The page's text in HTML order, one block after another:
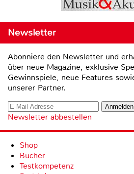
Newsletter
Abonniere den Newsletter und
über neue Magazine, exklusive
Gewinnspiele, neue Features
unserer Partner.
Newsletter abbestellen
Shop
Bücher
Testkompetenz